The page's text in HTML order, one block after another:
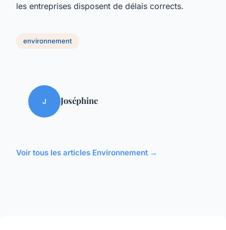
les entreprises disposent de délais corrects.
environnement
J Joséphine
Voir tous les articles Environnement →